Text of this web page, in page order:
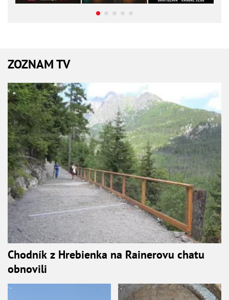
ZOZNAM TV
Chodník z Hrebienka na Rainerovu chatu
obnovili